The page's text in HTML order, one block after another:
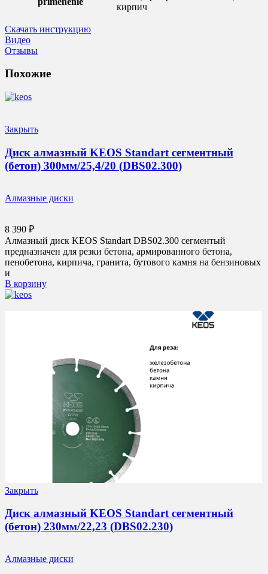
кирпич
Скачать инструкцию
Видео
Отзывы
Похожие
Закрыть
Диск алмазный KEOS Standart сегментный
(бетон) 300мм/25,4/20 (DBS02.300)
Алмазные диски
8 390 ₽
Алмазный диск KEOS Standart DBS02.300 сегментый
предназначен для резки бетона, армированного бетона,
пенобетона, кирпича, гранита, бутового камня на бензиновых
и
В корзину
Закрыть
Диск алмазный KEOS Standart сегментный
(бетон) 230мм/22,23 (DBS02.230)
Алмазные диски